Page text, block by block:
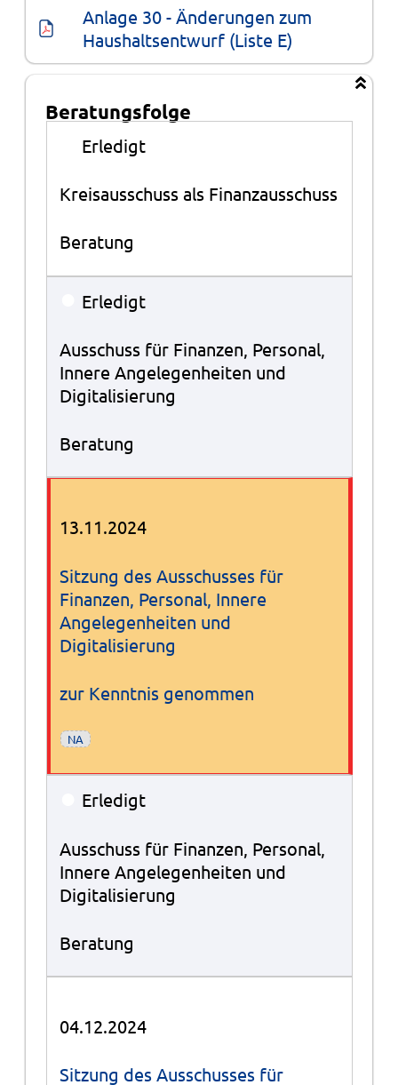
Anlage 30 - Änderungen zum
Haushaltsentwurf (Liste E)
Beratungsfolge
Beratungsfolge
Erledigt
Kreisausschuss als Finanzausschuss
Beratung
Erledigt
Ausschuss für Finanzen, Personal,
Innere Angelegenheiten und
Digitalisierung
Beratung
13.11.2024
Sitzung des Ausschusses für
Finanzen, Personal, Innere
Angelegenheiten und
Digitalisierung
zur Kenntnis genommen
NA
Erledigt
Ausschuss für Finanzen, Personal,
Innere Angelegenheiten und
Digitalisierung
Beratung
04.12.2024
Sitzung des Ausschusses für